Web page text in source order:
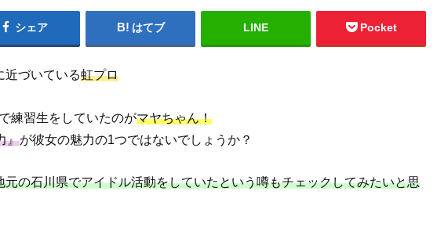
シェア はてブ LINE Pocket
近づいている虹プロ
練習生をしていたのがマヤちゃん！
』が彼女の魅力の1つではないでしょうか？
元の石川県でアイドル活動をしていたという噂もチェックしてみたいと思